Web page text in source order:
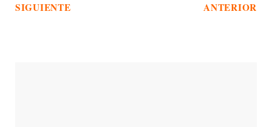
SIGUIENTE ANTERIOR